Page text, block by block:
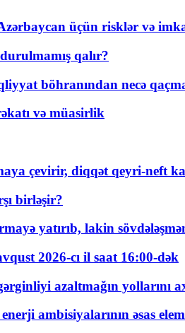
üçün risklər və
qalır?
böhranından necə
və müasirlik
çevirir, diqqət qeyri-neft
birləşir?
yatırıb, lakin
2026-cı il saat 16:00-dək
azaltmağın yollarını
ambisiyalarının əsas